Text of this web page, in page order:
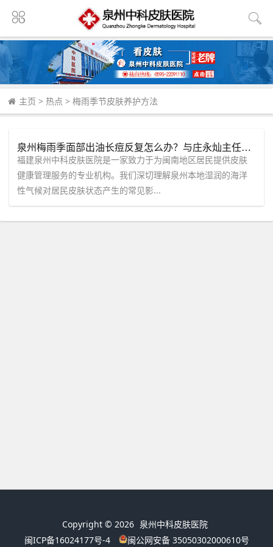
主页 > 热点 > 梅雨季节皮肤养护方法
泉州梅雨季面部出油长痘反复怎么办？与庄永灿主任一对一沟通定制长期护理思路
福建泉州中科皮肤医院是一家致力于为闽南地区居民提供皮肤
健康管理服务的专业机构。我们深切理解泉州本地湿润的海洋
性气候对居民皮肤状态产生的常见影...
Copyright © 2026 泉州中科皮肤医院
闽ICP备16024177号-4
闽公网安备 35050302000610号